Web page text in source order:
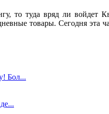
то туда вряд ли войдет
товары. Сегодня эта
Бол...